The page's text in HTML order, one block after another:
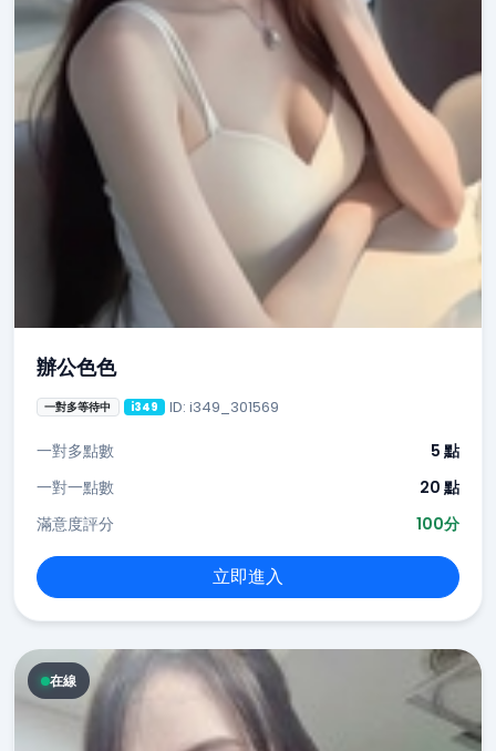
辦公色色
一對多等待中 i349 ID: i349_301569
一對多點數
5 點
一對一點數
20 點
滿意度評分
100分
立即進入
在線